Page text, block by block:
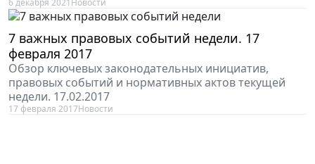
7 важных правовых событий недели. 17
февраля 2017
Обзор ключевых законодательных инициатив,
правовых событий и нормативных актов текущей
недели. 17.02.2017
17 февраля 2017Новости